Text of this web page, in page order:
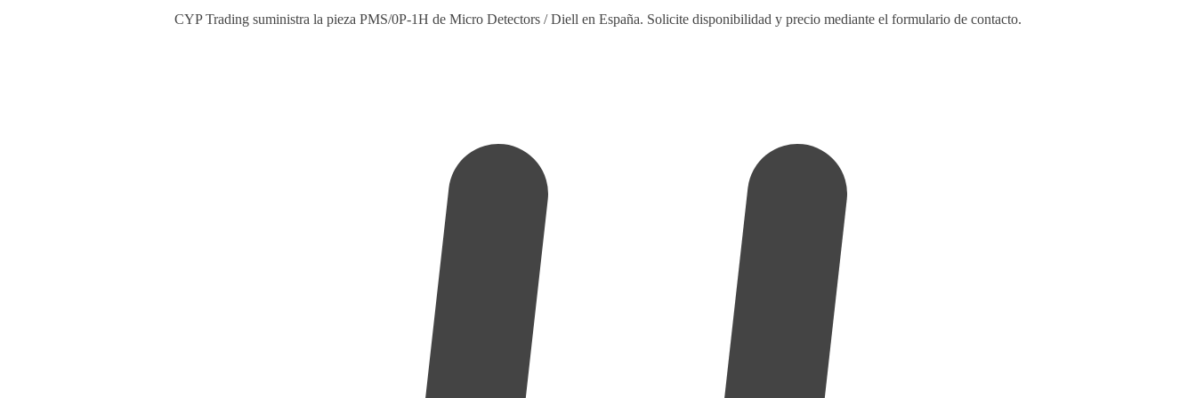
CYP Trading suministra la pieza PMS/0P-1H de Micro Detectors / Diell en España. Solicite disponibilidad y precio mediante el formulario de contacto.